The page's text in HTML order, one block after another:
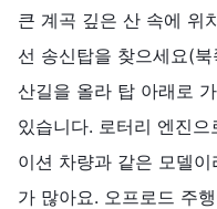
큰 계곡 깊은 산 속에 위
선 송신탑을 찾으세요(
산길을 올라 탑 아래로
있습니다. 로터리 엔진
이션 차량과 같은 모델
가 많아요. 오프로드 주